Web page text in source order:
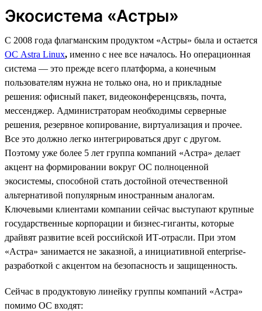
Экосистема «Астры»
С 2008 года флагманским продуктом «Астры» была и остается
ОС Astra Linux, именно с нее все началось. Но операционная
система — это прежде всего платформа, а конечным
пользователям нужна не только она, но и прикладные
решения: офисный пакет, видеоконференцсвязь, почта,
мессенджер. Администраторам необходимы серверные
решения, резервное копирование, виртуализация и прочее.
Все это должно легко интегрироваться друг с другом.
Поэтому уже более 5 лет группа компаний «Астра» делает
акцент на формировании вокруг ОС полноценной
экосистемы, способной стать достойной отечественной
альтернативой популярным иностранным аналогам.
Ключевыми клиентами компании сейчас выступают крупные
государственные корпорации и бизнес-гиганты, которые
драйвят развитие всей российской ИТ-отрасли. При этом
«Астра» занимается не заказной, а инициативной enterprise-
разработкой с акцентом на безопасность и защищенность.
Сейчас в продуктовую линейку группы компаний «Астра»
помимо ОС входят: